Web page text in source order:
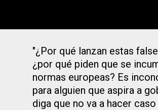
"¿Por qué lanzan estas
¿por qué piden que se
normas europeas? Es
para alguien que aspira a
diga que no va a hacer